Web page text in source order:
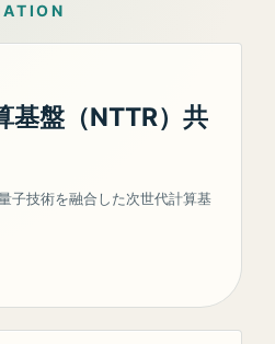
基盤（NTTR）共
子技術を融合した次世代計算基